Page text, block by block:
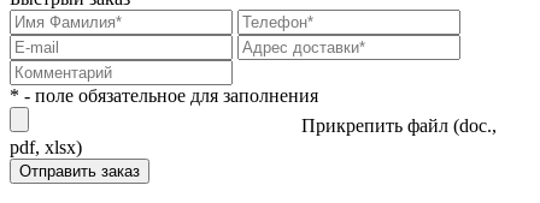
* - поле обязательное для заполнения
Прикрепить файл (doc.,
pdf, xlsx)